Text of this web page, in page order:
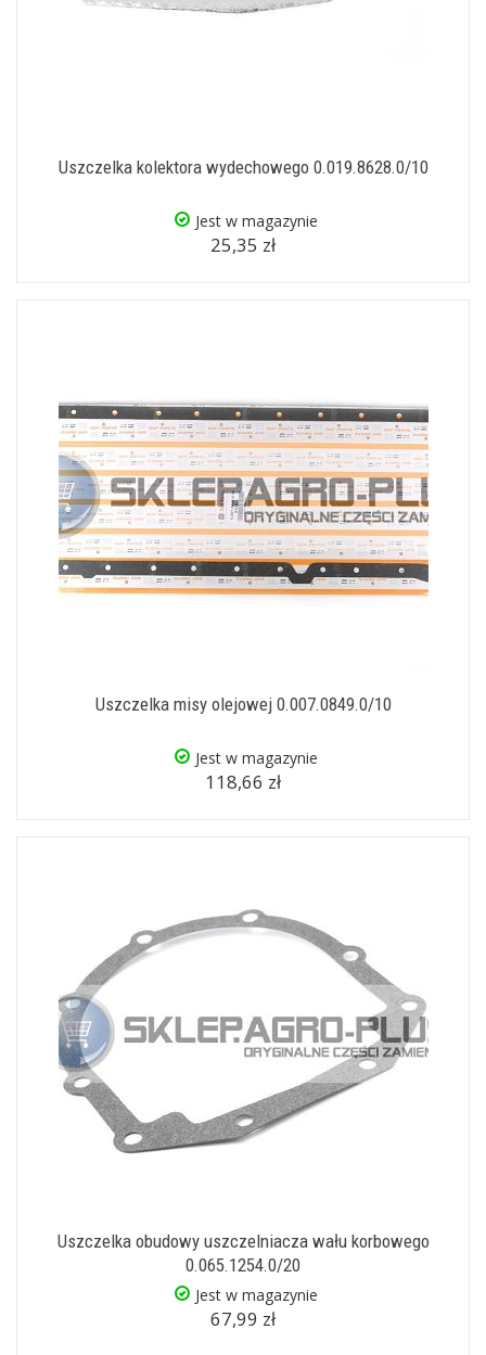
Uszczelka kolektora wydechowego 0.019.8628.0/10
Jest w magazynie
25,35 zł
Uszczelka misy olejowej 0.007.0849.0/10
Jest w magazynie
118,66 zł
Uszczelka obudowy uszczelniacza wału korbowego
0.065.1254.0/20
Jest w magazynie
67,99 zł